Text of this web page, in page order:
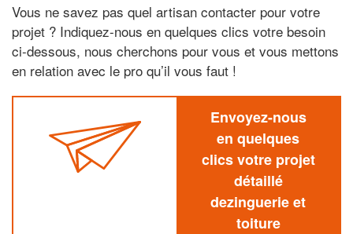
Vous ne savez pas quel artisan contacter pour votre
projet ? Indiquez-nous en quelques clics votre besoin
ci-dessous, nous cherchons pour vous et vous mettons
en relation avec le pro qu’il vous faut !
Envoyez-nous
en quelques
clics votre projet
détaillé
dezinguerie et
toiture